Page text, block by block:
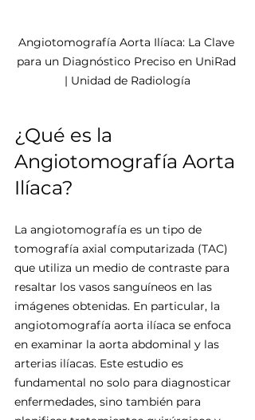
Angiotomografía Aorta Ilíaca: La Clave
para un Diagnóstico Preciso en UniRad
| Unidad de Radiología
¿Qué es la
Angiotomografía Aorta
Ilíaca?
La angiotomografía es un tipo de
tomografía axial computarizada (TAC)
que utiliza un medio de contraste para
resaltar los vasos sanguíneos en las
imágenes obtenidas. En particular, la
angiotomografía aorta ilíaca se enfoca
en examinar la aorta abdominal y las
arterias ilíacas. Este estudio es
fundamental no solo para diagnosticar
enfermedades, sino también para